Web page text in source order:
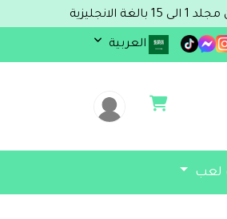
العربية
لعب